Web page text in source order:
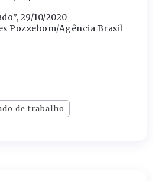
29/10/2020
Pozzebom/Agência Brasil
de trabalho